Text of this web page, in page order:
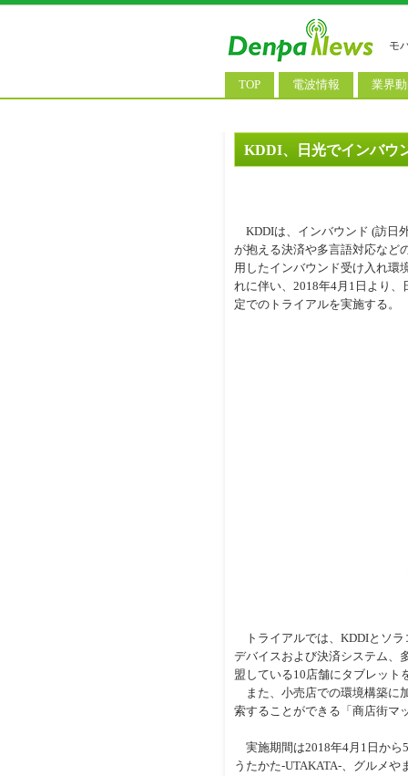
モ
TOP 電波情報
基地局ニュース
業界
決算情
料金改
KDDI、日光でインバウ
KDDIは、インバウンド (訪日
が抱える決済や多言語対応など
用したインバウンド受け入れ環
れに伴い、2018年4月1日より
定でのトライアルを実施する。
トライアルでは、KDDIとソラ
デバイスおよび決済システム、
盟している10店舗にタブレット
また、小売店での環境構築に
索することができる「商店街マ
実施期間は2018年4月1日から
うたかた-UTAKATA-、グルメ